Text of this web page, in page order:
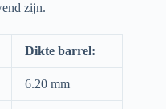
zijn.
Dikte barrel:
6.20 mm